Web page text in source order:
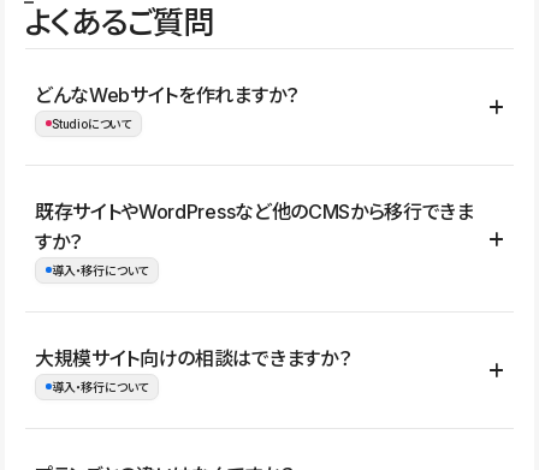
よくあるご質問
どんなWebサイトを作れますか？
Studioについて
コーポレートサイト、サービスサイト、LP、採用サイト、ブロ
グ・メディア、イベントサイト、店舗・商品紹介サイト、ポートフ
ォリオなど幅広く制作できます。
既存サイトやWordPressなど他のCMSから移行できま
すか？
導入・移行について
はい。既存サイトの構成やコンテンツ、URLを整理したうえで、
Studio上に再構築する形で移行できます。 WordPressの場合は、
大規模サイト向けの相談はできますか？
導入・移行について